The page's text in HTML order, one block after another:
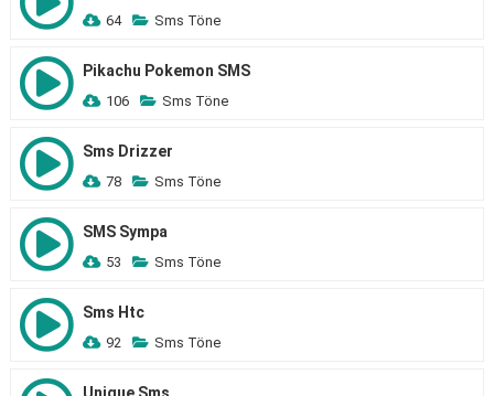
64 Sms Töne
Pikachu Pokemon SMS
106 Sms Töne
Sms Drizzer
78 Sms Töne
SMS Sympa
53 Sms Töne
Sms Htc
92 Sms Töne